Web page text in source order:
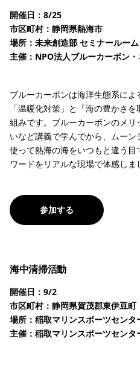
開催日：8/25
市区町村：静岡県熱海市
場所：未来創造部 セミナールーム
主催：NPO法人ブルーカーボン
ブルーカーボンは海洋生態系によ
「温暖化対策」と「海の豊かさ
組みです。ブルーカーボンのメ
いなど講義で学んでから、ムー
使って熱海の海をいつもと違う
ワードをリアルな現場で体感しま
参加する
海中清掃活動
開催日：9/2
市区町村：静岡県賀茂郡東伊豆町
場所：稲取マリンスポーツセンタ
主催：稲取マリンスポーツセンタ